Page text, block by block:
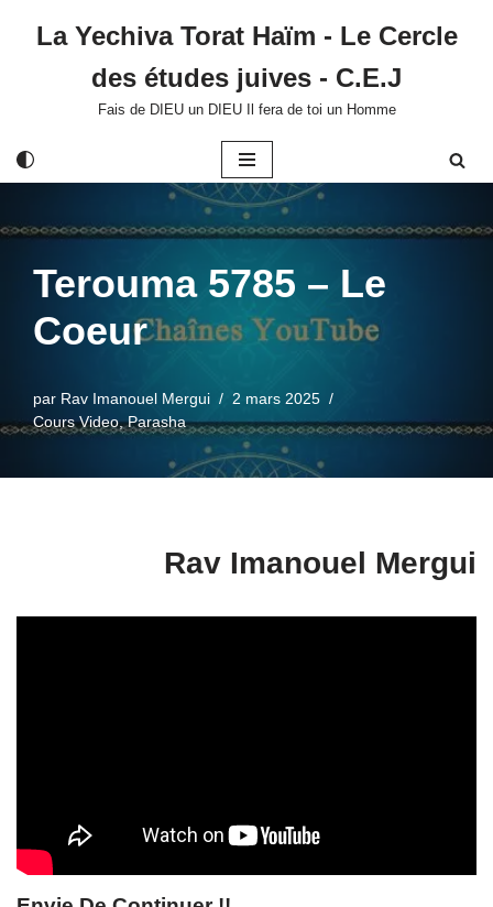
La Yechiva Torat Haïm - Le Cercle
des études juives - C.E.J
Fais de DIEU un DIEU Il fera de toi un Homme
Terouma 5785 – Le
Coeur
par Rav Imanouel Mergui
2 mars 2025
Cours Video,Parasha
Rav Imanouel Mergui